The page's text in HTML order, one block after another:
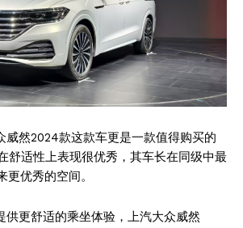
威然2024款这款车更是一款值得购买的
舒适性上表现很优秀，其车长在同级中最
优秀的空间。
供更舒适的乘坐体验，上汽大众威然